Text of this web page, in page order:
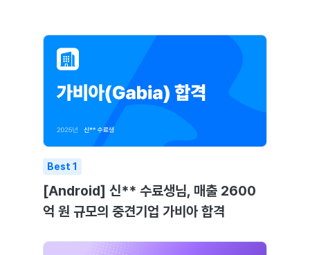
Best 1
[Android] 신** 수료생님, 매출 2600
억 원 규모의 중견기업 가비아 합격